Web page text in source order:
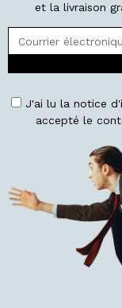
et la livraison
J'ai lu la notice
accepté le